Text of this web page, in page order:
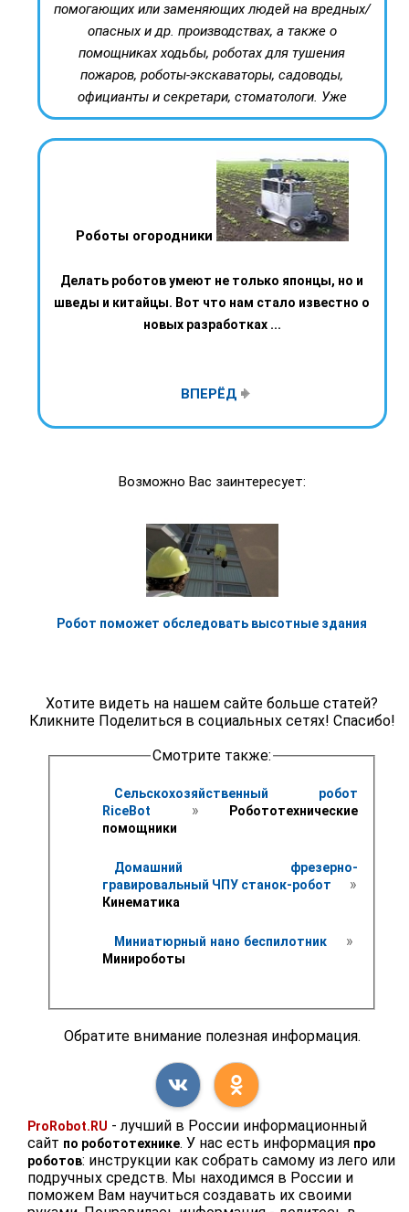
помогающих или заменяющих людей на вредных/
опасных и др. производствах, а также о
помощниках ходьбы, роботах для тушения
пожаров, роботы-экскаваторы, садоводы,
официанты и секретари, стоматологи. Уже
Роботы огородники
Делать роботов умеют не только японцы, но и
шведы и китайцы. Вот что нам стало известно о
новых разработках ...
ВПЕРЁД
Возможно Вас заинтересует:
Робот поможет обследовать высотные здания
Хотите видеть на нашем сайте больше статей?
Кликните Поделиться в социальных сетях! Спасибо!
Смотрите также:
Сельскохозяйственный робот
RiceBot
»
Робототехнические
помощники
Домашний фрезерно-
гравировальный ЧПУ станок-робот
»
Кинематика
Миниатюрный нано беспилотник »
Минироботы
Обратите внимание полезная информация.
ProRobot.RU - лучший в России информационный
сайт по робототехнике. У нас есть информация про
роботов: инструкции как собрать самому из лего или
подручных средств. Мы находимся в России и
поможем Вам научиться создавать их своими